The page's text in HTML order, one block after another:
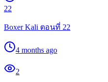
22
Boxer Kali ตอนที่ 22
4 months ago
2